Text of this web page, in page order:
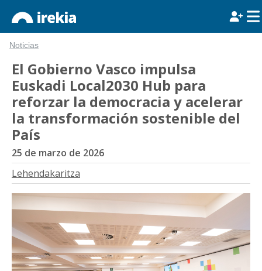
Noticias
El Gobierno Vasco impulsa
Euskadi Local2030 Hub para
reforzar la democracia y acelerar
la transformación sostenible del
País
25 de marzo de 2026
Lehendakaritza